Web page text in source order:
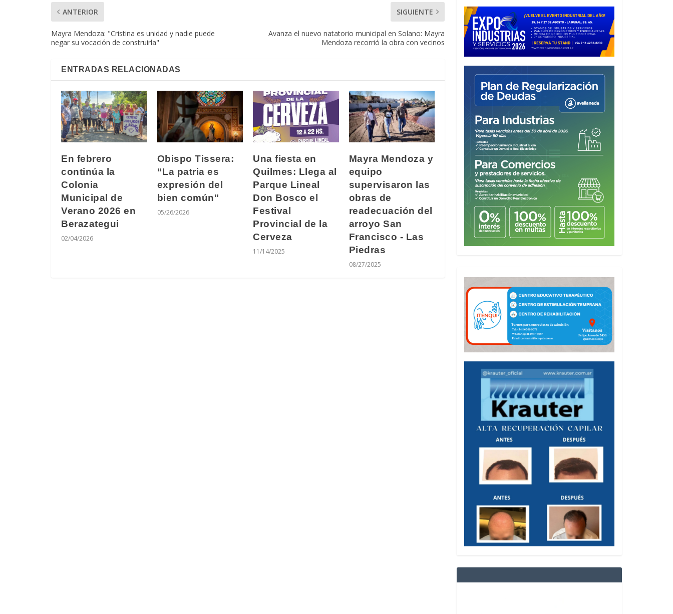
ANTERIOR
Mayra Mendoza: "Cristina es unidad y nadie puede
negar su vocación de construirla"
SIGUIENTE
Avanza el nuevo natatorio municipal en Solano: Mayra
Mendoza recorrió la obra con vecinos
ENTRADAS RELACIONADAS
En febrero
continúa la
Colonia
Municipal de
Verano 2026 en
Berazategui
02/04/2026
Obispo Tissera:
“La patria es
expresión del
bien común"
05/26/2026
Una fiesta en
Quilmes: Llega al
Parque Lineal
Don Bosco el
Festival
Provincial de la
Cerveza
11/14/2025
Mayra Mendoza y
equipo
supervisaron las
obras de
readecuación del
arroyo San
Francisco - Las
Piedras
08/27/2025